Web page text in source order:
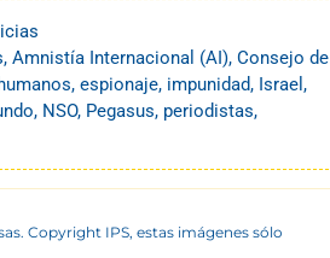
, Amnistía Internacional (AI), Consejo de
, espionaje, impunidad, Israel ,
, NSO, Pegasus, periodistas,
Copyright IPS, estas imágenes sólo